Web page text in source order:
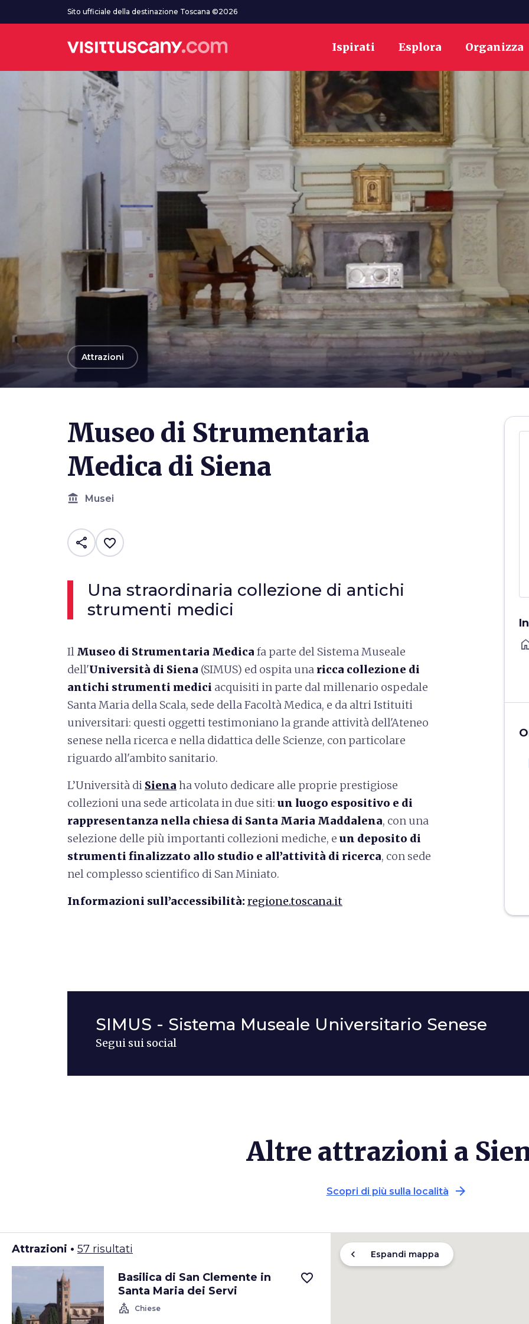
Vai al contenuto principaleSito ufficiale della destinazione Toscana ©2026
Ispirati Esplora Organizza
arrow_back
Attrazioni
Museo di Strumentaria
Medica di Siena
account_balance Musei
share favorite_border
Una straordinaria collezione di antichi
strumenti medici
Il Museo di Strumentaria Medica fa parte del Sistema Museale
dell'Università di Siena (SIMUS) ed ospita una ricca collezione di
antichi strumenti medici acquisiti in parte dal millenario ospedale
Santa Maria della Scala, sede della Facoltà Medica, e da altri Istituiti
universitari: questi oggetti testimoniano la grande attività dell'Ateneo
senese nella ricerca e nella didattica delle Scienze, con particolare
riguardo all'ambito sanitario.
L’Università di Siena ha voluto dedicare alle proprie prestigiose
collezioni una sede articolata in due siti: un luogo espositivo e di
rappresentanza nella chiesa di Santa Maria Maddalena, con una
selezione delle più importanti collezioni mediche, e un deposito di
strumenti finalizzato allo studio e all’attività di ricerca, con sede
nel complesso scientifico di San Miniato.
Informazioni sull’accessibilità:regione.toscana.it
SIMUS - Sistema Museale Universitario Senese
Segui sui social
Altre attrazioni a
Scopri di più sulla località arrow_forward
Attrazioni • 57 risultati
Basilica di San Clemente in
Santa Maria dei Servi
church Chiese
favorite_border
chevron_left Espandi mappa